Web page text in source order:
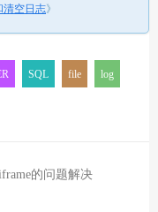
清空日志》
SQL file log
的问题解决